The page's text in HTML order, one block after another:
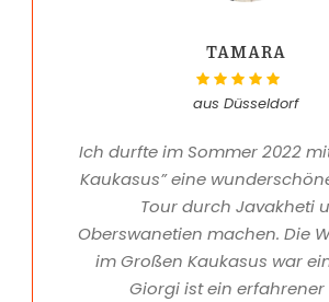
TAMARA
aus Düsseldorf
Ich durfte im Sommer 2022
Kaukasus” eine
Tour durch Javakheti
Oberswanetien machen. Die
im Großen Kaukasus war
Giorgi ist ein